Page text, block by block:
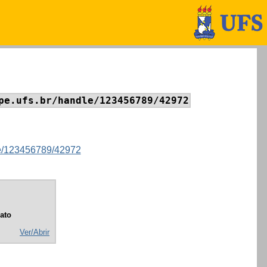
handle/123456789/42972
123456789/42972
Ver/Abrir